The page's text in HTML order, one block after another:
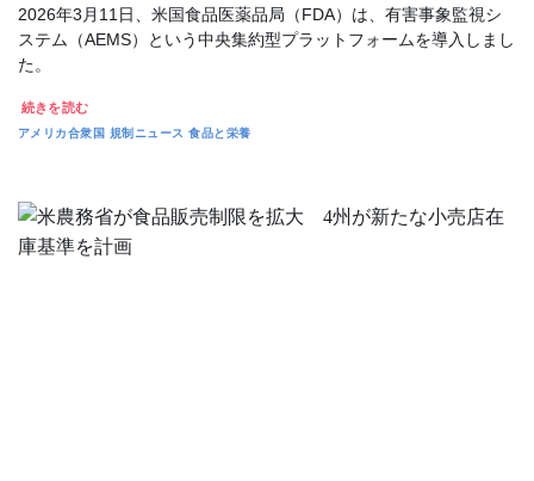
2026年3月11日、米国食品医薬品局（FDA）は、有害事象監視シ
ステム（AEMS）という中央集約型プラットフォームを導入しまし
た。
続きを読む
アメリカ合衆国 規制ニュース 食品と栄養